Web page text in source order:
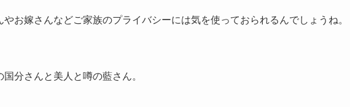
お嫁さんなどご家族のプライバシーには気を使っておられるんでしょうね。
分さんと美人と噂の藍さん。